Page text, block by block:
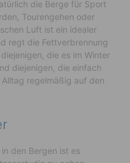
die Berge für Sport
Tourengehen oder
Luft ist ein idealer
regt die Fettverbrennung
die es im Winter
diejenigen, die einfach
regelmäßig auf den
den Bergen ist es